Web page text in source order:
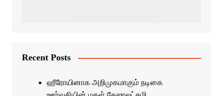
Recent Posts
ஹீரோயினாக அறிமுகமாகும் நடிகை